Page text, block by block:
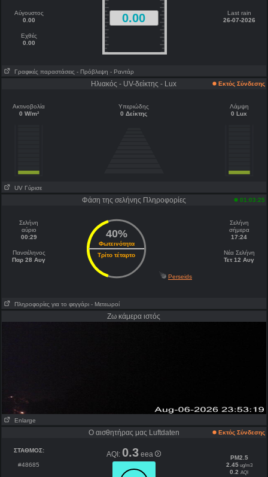
Αύγουστος
0.00
Εχθές
0.00
0.00
Last rain
26-07-2026
Γραφικές παραστάσεις - Πρόβλεψη - Ραντάρ
Ηλιακός - UV-δείκτης - Lux Εκτός Σύνδεσης
Ακτινοβολία
0 W/m²
Υπεριώδης
0 Δείκτης
Λάμψη
0 Lux
UV Γύρισε
Φάση της σελήνης Πληροφορίες 01:03:25
Σελήνη
αύριο
00:29
Πανσέληνος
Παρ 28 Αυγ
40%
Φωτεινότητα
Τρίτο τέταρτο
Σελήνη
σήμερα
17:24
Νέα Σελήνη
Τετ 12 Αυγ
Perseids
Πληροφορίες για το φεγγάρι - Μετεωροί
Ζω κάμερα ιστός
Enlarge
Ο αισθητήρας μας Luftdaten Εκτός Σύνδεσης
ΣΤΑΘΜΟΣ:
#48685
AQI:0.3 eea
PM2.5
2.45ug/m3
0.2 AQI